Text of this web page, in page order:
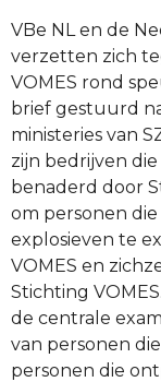
VBe NL en de
verzetten zich
VOMES rond
brief gestuurd
ministeries van
zijn bedrijven
benaderd door
om personen
explosieven te
VOMES en
Stichting
de centrale
van personen
personen die